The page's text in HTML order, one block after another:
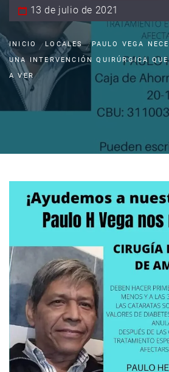
13 de julio de 2021
INICIO LOCALES
PAULO VEGA
UNA INTERVENCIÓN QUIRÚRGICA
A VER